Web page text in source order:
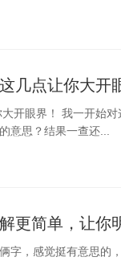
几点让你大开
开眼界！ 我一开始
意思？结果一查还...
更简单，让你
字，感觉挺有意思的